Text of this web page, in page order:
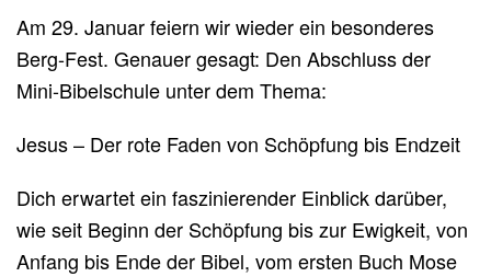
Am 29. Januar feiern wir wieder ein besonderes
Berg-Fest. Genauer gesagt: Den Abschluss der
Mini-Bibelschule unter dem Thema:
Jesus – Der rote Faden von Schöpfung bis Endzeit
Dich erwartet ein faszinierender Einblick darüber,
wie seit Beginn der Schöpfung bis zur Ewigkeit, von
Anfang bis Ende der Bibel, vom ersten Buch Mose